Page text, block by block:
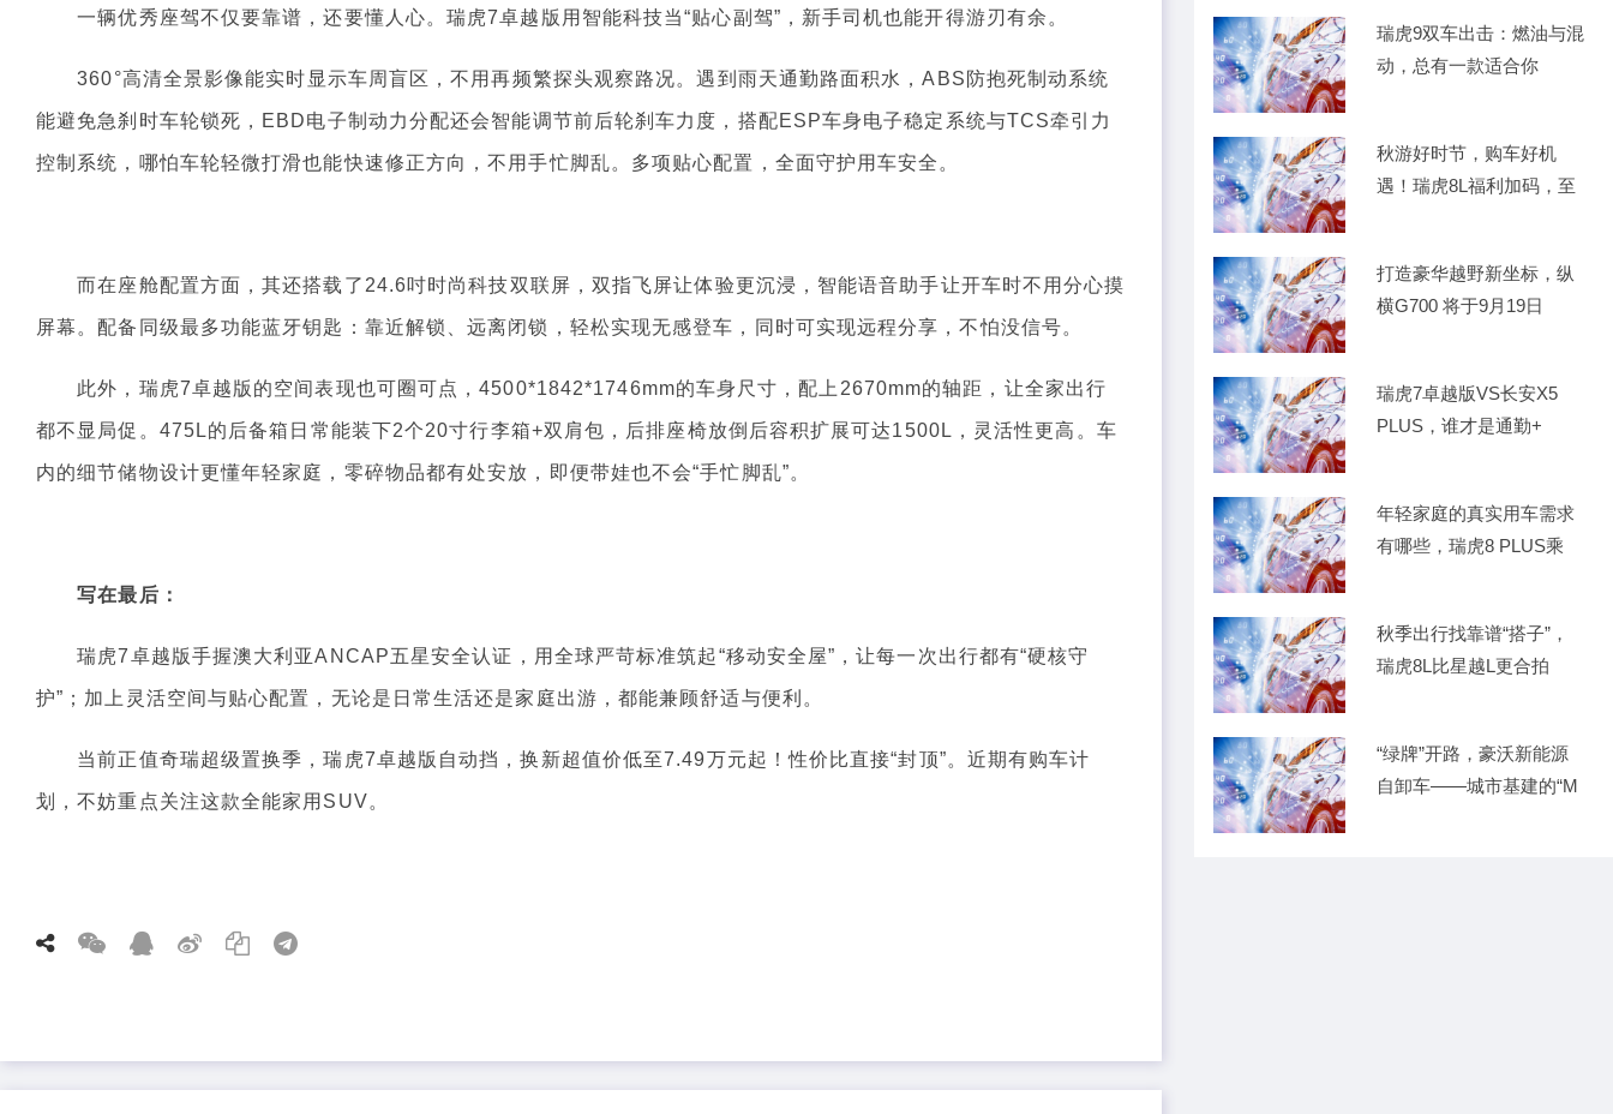
一辆优秀座驾不仅要靠谱，还要懂人心。瑞虎7卓越版用智能科技当“贴心副驾”，新手司机也能开得游刃有余。
360°高清全景影像能实时显示车周盲区，不用再频繁探头观察路况。遇到雨天通勤路面积水，ABS防抱死制动系统
能避免急刹时车轮锁死，EBD电子制动力分配还会智能调节前后轮刹车力度，搭配ESP车身电子稳定系统与TCS牵引力
控制系统，哪怕车轮轻微打滑也能快速修正方向，不用手忙脚乱。多项贴心配置，全面守护用车安全。
而在座舱配置方面，其还搭载了24.6吋时尚科技双联屏，双指飞屏让体验更沉浸，智能语音助手让开车时不用分心摸
屏幕。配备同级最多功能蓝牙钥匙：靠近解锁、远离闭锁，轻松实现无感登车，同时可实现远程分享，不怕没信号。
此外，瑞虎7卓越版的空间表现也可圈可点，4500*1842*1746mm的车身尺寸，配上2670mm的轴距，让全家出行
都不显局促。475L的后备箱日常能装下2个20寸行李箱+双肩包，后排座椅放倒后容积扩展可达1500L，灵活性更高。车
内的细节储物设计更懂年轻家庭，零碎物品都有处安放，即便带娃也不会“手忙脚乱”。
写在最后：
瑞虎7卓越版手握澳大利亚ANCAP五星安全认证，用全球严苛标准筑起“移动安全屋”，让每一次出行都有“硬核守
护”；加上灵活空间与贴心配置，无论是日常生活还是家庭出游，都能兼顾舒适与便利。
当前正值奇瑞超级置换季，瑞虎7卓越版自动挡，换新超值价低至7.49万元起！性价比直接“封顶”。近期有购车计
划，不妨重点关注这款全能家用SUV。
瑞虎9双车出击：燃油与混
动，总有一款适合你
秋游好时节，购车好机
遇！瑞虎8L福利加码，至
打造豪华越野新坐标，纵
横G700 将于9月19日
瑞虎7卓越版VS长安X5
PLUS，谁才是通勤+
年轻家庭的真实用车需求
有哪些，瑞虎8 PLUS乘
秋季出行找靠谱“搭子”，
瑞虎8L比星越L更合拍
“绿牌”开路，豪沃新能源
自卸车——城市基建的“M